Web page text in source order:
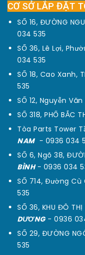
CƠ SỞ LẮP ĐẶT
SỐ 16, ĐƯỜNG
034 535
SỐ 36, Lê Lợi,
034 535
SỐ 18, Cao Xanh,
535
SỐ 12, Nguyễn Văn
SỐ 318, PHỐ BẮC
Tòa Parts Tower
NAM - 0936 034
SỐ 6, Ngõ 38,
BÌNH- 0936 034
SỐ 714, Đường Cù
535
SỐ 36, KHU ĐÔ THỊ
DƯƠNG- 0936
SỐ 29, ĐƯỜNG
535